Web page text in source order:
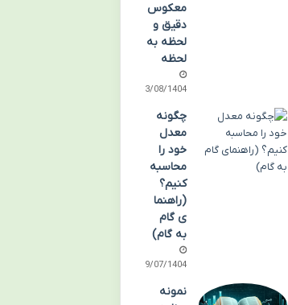
معکوس
دقیق و
لحظه به
لحظه
03/08/1404
چگونه
معدل
خود را
محاسبه
کنیم؟
(راهنما
ی گام
به گام)
29/07/1404
نمونه